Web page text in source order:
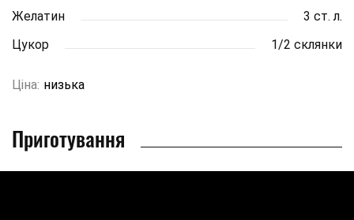
Желатин
3 ст. л.
Цукор
1/2 склянки
Ціна: низька
Приготування